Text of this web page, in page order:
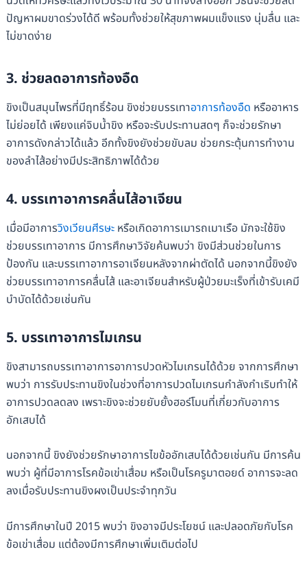
ปัญหาผมขาดร่วงได้ดี พร้อมทั้งช่วยให้สุขภาพผมแข็งแรง นุ่มลื่น และ
ไม่ขาดง่าย
3. ช่วยลดอาการท้องอืด
ขิงเป็นสมุนไพรที่มีฤทธิ์ร้อน ขิงช่วยบรรเทาอาการท้องอืด หรืออาหาร
ไม่ย่อยได้ เพียงแค่จิบน้ำขิง หรือจะรับประทานสดๆ ก็จะช่วยรักษา
อาการดังกล่าวได้แล้ว อีกทั้งขิงยังช่วยขับลม ช่วยกระตุ้นการทำงาน
ของลำไส้อย่างมีประสิทธิภาพได้ด้วย
4. บรรเทาอาการคลื่นไส้อาเจียน
เมื่อมีอาการวิงเวียนศีรษะหรือเกิดอาการเมารถเมาเรือ มักจะใช้ขิง
ช่วยบรรเทาอาการ มีการศึกษาวิจัยค้นพบว่า ขิงมีส่วนช่วยในการ
ป้องกัน และบรรเทาอาการอาเจียนหลังจากผ่าตัดได้ นอกจากนี้ขิงยัง
ช่วยบรรเทาอาการคลื่นไส้ และอาเจียนสำหรับผู้ป่วยมะเร็งที่เข้ารับเคมี
บำบัดได้ด้วยเช่นกัน
5. บรรเทาอาการไมเกรน
ขิงสามารถบรรเทาอาการอาการปวดหัวไมเกรนได้ด้วย จากการศึกษา
พบว่า การรับประทานขิงในช่วงที่อาการปวดไมเกรนกำลังกำเริบทำให้
อาการปวดลดลง เพราะขิงจะช่วยยับยั้งฮอร์โมนที่เกี่ยวกับอาการ
อักเสบได้
นอกจากนี้ ขิงยังช่วยรักษาอาการไขข้ออักเสบได้ด้วยเช่นกัน มีการค้น
พบว่า ผู้ที่มีอาการโรคข้อเข่าเสื่อม หรือเป็นโรครูมาตอยด์ อาการจะลด
ลงเมื่อรับประทานขิงผงเป็นประจำทุกวัน
มีการศึกษาในปี 2015 พบว่า ขิงอาจมีประโยชน์ และปลอดภัยกับโรค
ข้อเข่าเสื่อม แต่ต้องมีการศึกษาเพิ่มเติมต่อไป